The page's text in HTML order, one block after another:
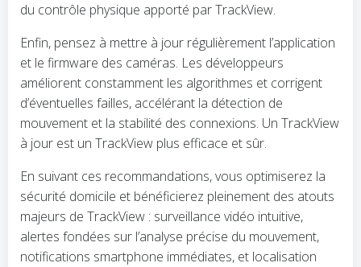
du contrôle physique apporté par TrackView.
Enfin, pensez à mettre à jour régulièrement l’application
et le firmware des caméras. Les développeurs
améliorent constamment les algorithmes et corrigent
d’éventuelles failles, accélérant la détection de
mouvement et la stabilité des connexions. Un TrackView
à jour est un TrackView plus efficace et sûr.
En suivant ces recommandations, vous optimiserez la
sécurité domicile et bénéficierez pleinement des atouts
majeurs de TrackView : surveillance vidéo intuitive,
alertes fondées sur l’analyse précise du mouvement,
notifications smartphone immédiates, et localisation